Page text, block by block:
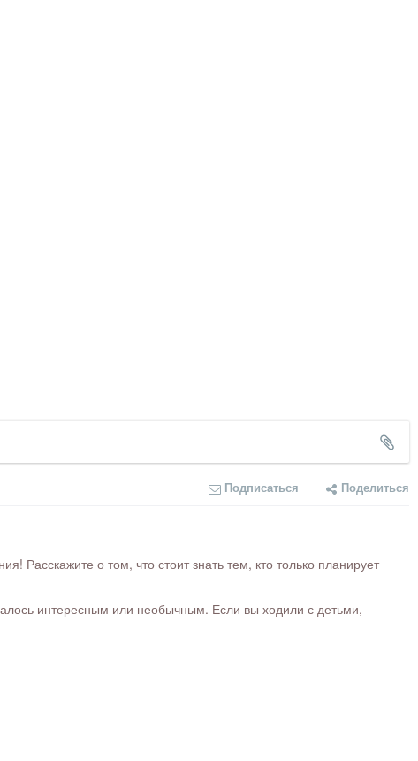
Подписаться Поделиться
о том, что стоит знать тем, кто только планирует
интересным или необычным. Если вы ходили с детьми,